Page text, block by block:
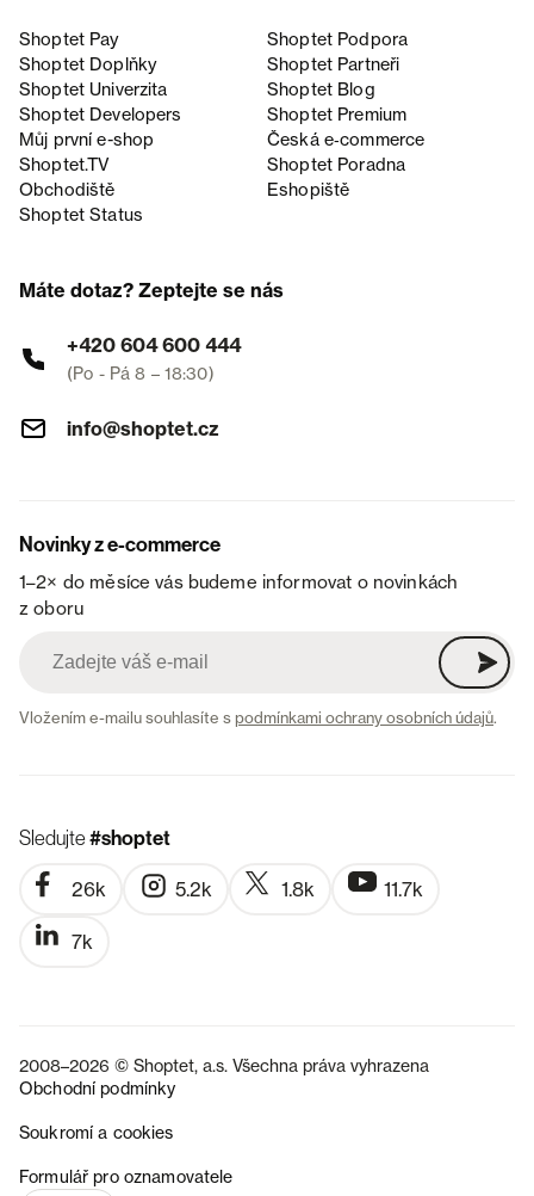
Shoptet Pay
Shoptet Podpora
Shoptet Doplňky
Shoptet Partneři
Shoptet Univerzita
Shoptet Blog
Shoptet Developers
Shoptet Premium
Můj první e-shop
Česká e‑commerce
Shoptet.TV
Shoptet Poradna
Obchodiště
Eshopiště
Shoptet Status
Máte dotaz? Zeptejte se nás
+420 604 600 444
(Po - Pá 8 – 18:30)
info@shoptet.cz
Novinky z e-commerce
1–2× do měsíce vás budeme informovat o novinkách
z oboru
Vložením e-mailu souhlasíte spodmínkami ochrany osobních údajů.
Sledujte#shoptet
26k 5.2k 1.8k 11.7k
7k
2008–2026 © Shoptet, a.s. Všechna práva vyhrazena
Obchodní podmínky
Soukromí a cookies
Formulář pro oznamovatele